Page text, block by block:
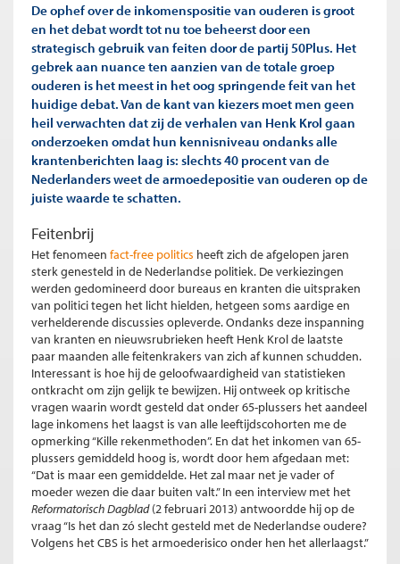
De ophef over de inkomenspositie van ouderen is groot
en het debat wordt tot nu toe beheerst door een
strategisch gebruik van feiten door de partij 50Plus. Het
gebrek aan nuance ten aanzien van de totale groep
ouderen is het meest in het oog springende feit van het
huidige debat. Van de kant van kiezers moet men geen
heil verwachten dat zij de verhalen van Henk Krol gaan
onderzoeken omdat hun kennisniveau ondanks alle
krantenberichten laag is: slechts 40 procent van de
Nederlanders weet de armoedepositie van ouderen op de
juiste waarde te schatten.
Feitenbrij
Het fenomeen fact-free politics heeft zich de afgelopen jaren
sterk genesteld in de Nederlandse politiek. De verkiezingen
werden gedomineerd door bureaus en kranten die uitspraken
van politici tegen het licht hielden, hetgeen soms aardige en
verhelderende discussies opleverde. Ondanks deze inspanning
van kranten en nieuwsrubrieken heeft Henk Krol de laatste
paar maanden alle feitenkrakers van zich af kunnen schudden.
Interessant is hoe hij de geloofwaardigheid van statistieken
ontkracht om zijn gelijk te bewijzen. Hij ontweek op kritische
vragen waarin wordt gesteld dat onder 65-plussers het aandeel
lage inkomens het laagst is van alle leeftijdscohorten me de
opmerking “Kille rekenmethoden”. En dat het inkomen van 65-
plussers gemiddeld hoog is, wordt door hem afgedaan met:
“Dat is maar een gemiddelde. Het zal maar net je vader of
moeder wezen die daar buiten valt.” In een interview met het
Reformatorisch Dagblad(2 februari 2013) antwoordde hij op de
vraag “Is het dan zó slecht gesteld met de Nederlandse oudere?
Volgens het CBS is het armoederisico onder hen het allerlaagst.”